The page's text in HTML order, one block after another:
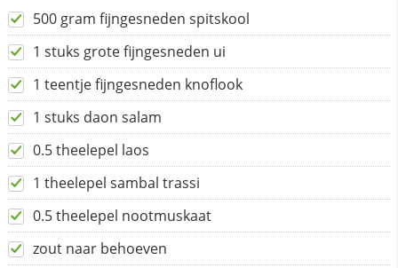
500 gram fijngesneden spitskool
1 stuks grote fijngesneden ui
1 teentje fijngesneden knoflook
1 stuks daon salam
0.5 theelepel laos
1 theelepel sambal trassi
0.5 theelepel nootmuskaat
zout naar behoeven